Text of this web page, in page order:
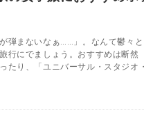
が弾まないなぁ……」。なんて鬱々
行にでましょう。おすすめは断
たり、「ユニバーサル・スタジオ